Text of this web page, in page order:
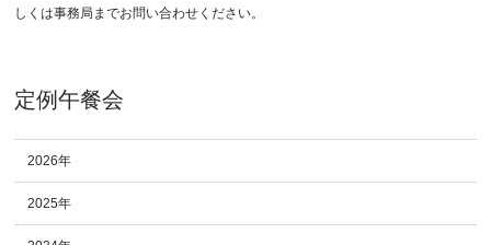
しくは事務局までお問い合わせください。
定例午餐会
2026年
2025年